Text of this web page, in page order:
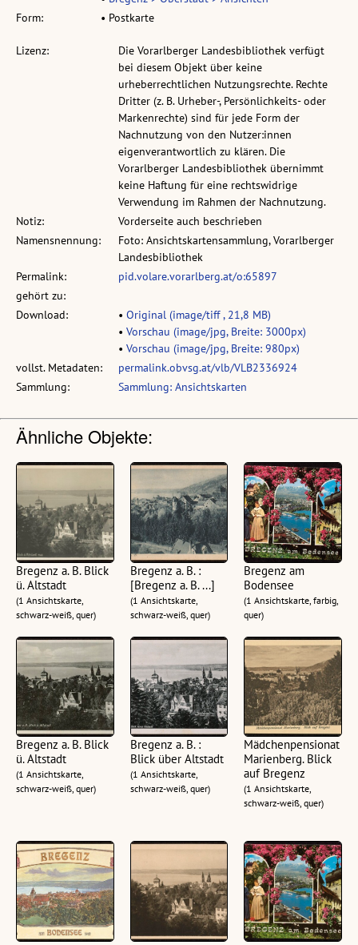
Form:
• Postkarte
Lizenz:
Die Vorarlberger Landesbibliothek verfügt
bei diesem Objekt über keine
urheberrechtlichen Nutzungsrechte. Rechte
Dritter (z. B. Urheber-, Persönlichkeits- oder
Markenrechte) sind für jede Form der
Nachnutzung von den Nutzer:innen
eigenverantwortlich zu klären. Die
Vorarlberger Landesbibliothek übernimmt
keine Haftung für eine rechtswidrige
Verwendung im Rahmen der Nachnutzung.
Notiz:
Vorderseite auch beschrieben
Namensnennung:
Foto: Ansichtskartensammlung, Vorarlberger
Landesbibliothek
Permalink:
pid.volare.vorarlberg.at/o:65897
gehört zu:
Download:
• Original (image/tiff , 21,8 MB)
• Vorschau (image/jpg, Breite: 3000px)
• Vorschau (image/jpg, Breite: 980px)
vollst. Metadaten:
permalink.obvsg.at/vlb/VLB2336924
Sammlung:
Sammlung: Ansichtskarten
Ähnliche Objekte:
Bregenz a. B. Blick
ü. Altstadt
(1 Ansichtskarte,
schwarz-weiß, quer)
Bregenz a. B. :
[Bregenz a. B. ...]
(1 Ansichtskarte,
schwarz-weiß, quer)
Bregenz am
Bodensee
(1 Ansichtskarte, farbig,
quer)
Bregenz a. B. Blick
ü. Altstadt
(1 Ansichtskarte,
schwarz-weiß, quer)
Bregenz a. B. :
Blick über Altstadt
(1 Ansichtskarte,
schwarz-weiß, quer)
Mädchenpensionat
Marienberg. Blick
auf Bregenz
(1 Ansichtskarte,
schwarz-weiß, quer)